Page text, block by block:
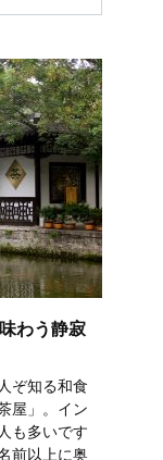
わう静寂
ぞ知る和食
屋」。イン
も多いです
前以上に奥